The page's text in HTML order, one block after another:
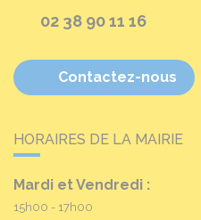
02 38 90 11 16
Contactez-nous
HORAIRES DE LA MAIRIE
Mardi et Vendredi :
15h00 - 17h00